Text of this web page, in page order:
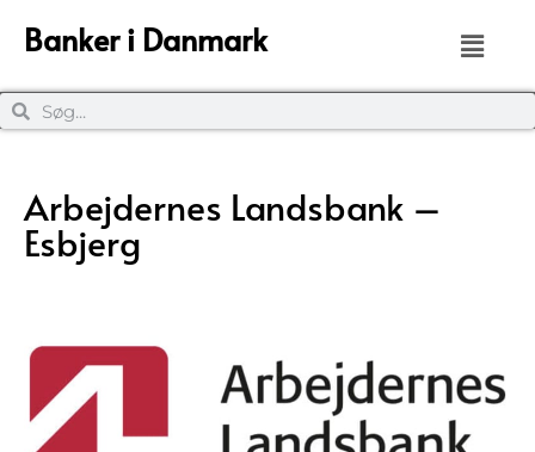
Banker i Danmark
Arbejdernes Landsbank –
Esbjerg